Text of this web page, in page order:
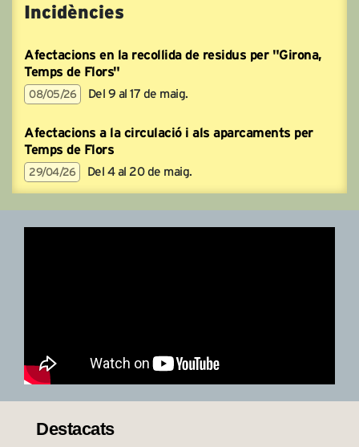
Incidències
Afectacions en la recollida de residus per "Girona,
Temps de Flors"
08/05/26 Del 9 al 17 de maig.
Afectacions a la circulació i als aparcaments per
Temps de Flors
29/04/26 Del 4 al 20 de maig.
Destacats